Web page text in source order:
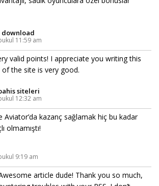
download
11:59 am
valid points! I appreciate you writing this
the site is very good.
siteleri
12:32 am
Aviator’da kazanç sağlamak hiç bu kadar
olmamıştı!
9:19 am
article dude! Thank you so much,